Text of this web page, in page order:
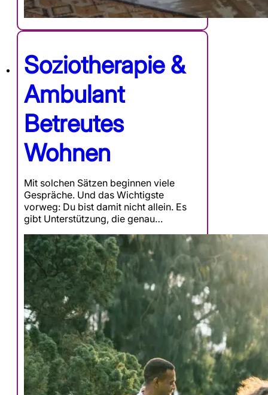
Soziotherapie &
Ambulant
Betreutes
Wohnen
Mit solchen Sätzen beginnen viele
Gespräche. Und das Wichtigste
vorweg: Du bist damit nicht allein. Es
gibt Unterstützung, die genau…